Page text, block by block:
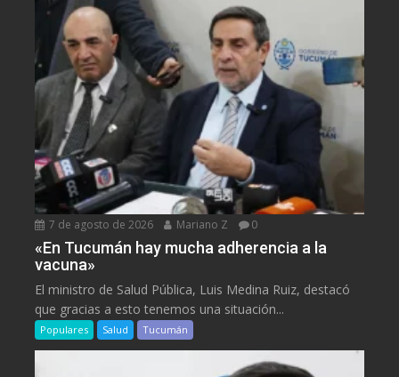
7 de agosto de 2026 Mariano Z 0
«En Tucumán hay mucha adherencia a la
vacuna»
El ministro de Salud Pública, Luis Medina Ruiz, destacó
que gracias a esto tenemos una situación...
Populares Salud Tucumán